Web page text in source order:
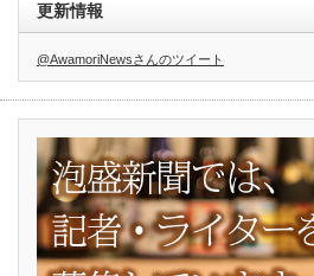
更新情報
@AwamoriNewsさんのツイート